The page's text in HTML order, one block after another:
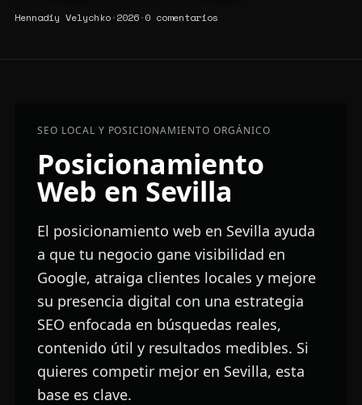
Hennadiy Velychko·2026·0 comentarios
SEO LOCAL Y POSICIONAMIENTO ORGÁNICO
Posicionamiento
Web en Sevilla
El posicionamiento web en Sevilla ayuda
a que tu negocio gane visibilidad en
Google, atraiga clientes locales y mejore
su presencia digital con una estrategia
SEO enfocada en búsquedas reales,
contenido útil y resultados medibles. Si
quieres competir mejor en Sevilla, esta
base es clave.